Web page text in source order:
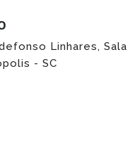
Linhares, Sala
- SC